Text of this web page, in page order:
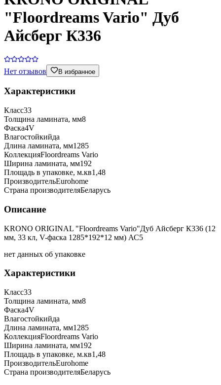
"Floordreams Vario" Дуб
Айсберг К336
Нет отзывов В избранное
Характеристики
Класс33
Толщина ламината, мм8
Фаска4V
Влагостойкийда
Длина ламината, мм1285
КоллекцияFloordreams Vario
Ширина ламината, мм192
Площадь в упаковке, м.кв1,48
ПроизводительEurohome
Страна производителяБеларусь
Описание
KRONO ORIGINAL "Floordreams Vario"Дуб Айсберг К336 (12
мм, 33 кл, V-фаска 1285*192*12 мм) АС5
нет данных об упаковке
Характеристики
Класс33
Толщина ламината, мм8
Фаска4V
Влагостойкийда
Длина ламината, мм1285
КоллекцияFloordreams Vario
Ширина ламината, мм192
Площадь в упаковке, м.кв1,48
ПроизводительEurohome
Страна производителяБеларусь